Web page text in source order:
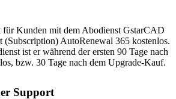
für Kunden mit dem Abodienst GstarCAD
(Subscription) AutoRenewal 365 kostenlos.
ist er während der ersten 90 Tage nach
bzw. 30 Tage nach dem Upgrade-Kauf.
Support